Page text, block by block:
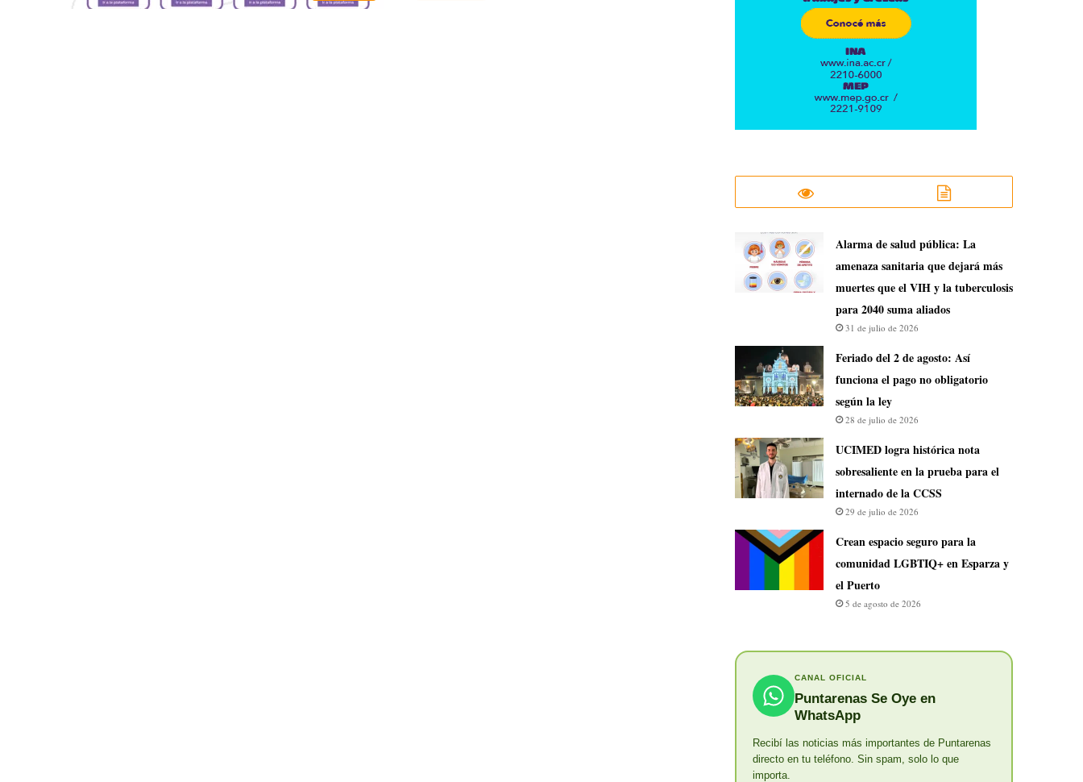
​Alarma de salud pública: La
amenaza sanitaria que dejará más
muertes que el VIH y la tuberculosis
para 2040 suma aliados
31 de julio de 2026
Feriado del 2 de agosto: Así
funciona el pago no obligatorio
según la ley
28 de julio de 2026
UCIMED logra histórica nota
sobresaliente en la prueba para el
internado de la CCSS
29 de julio de 2026
Crean espacio seguro para la
comunidad LGBTIQ+ en Esparza y
el Puerto
5 de agosto de 2026
CANAL OFICIAL
Puntarenas Se Oye en
WhatsApp
Recibí las noticias más importantes de Puntarenas
directo en tu teléfono. Sin spam, solo lo que
importa.